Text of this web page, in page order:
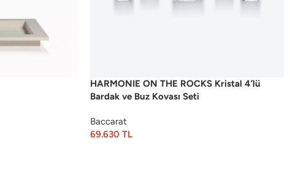
HARMONIE ON THE ROCKS Kristal 4’lü
Bardak ve Buz Kovası Seti
Baccarat
69.630 TL